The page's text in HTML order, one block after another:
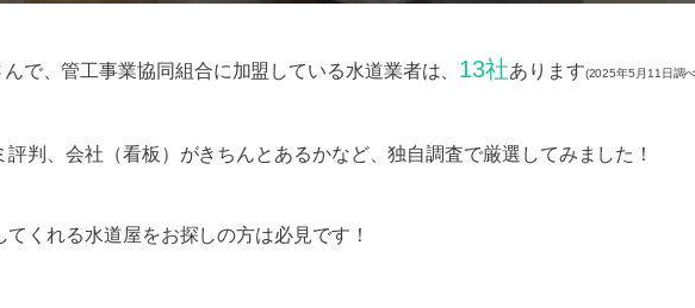
んで、管工事業協同組合に加盟している水道業者は、 13社あります(2025年5月11日調
判、会社（看板）がきちんとあるかなど、独自調査で厳選してみました！
くれる水道屋をお探しの方は必見です！